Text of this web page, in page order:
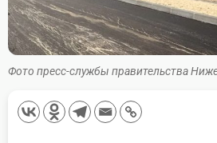
Фото пресс-службы правительства